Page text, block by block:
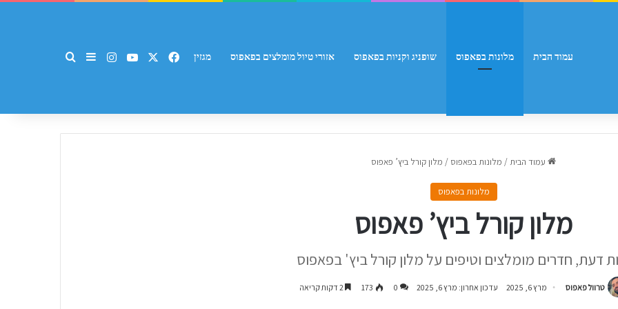
עמוד הבית מלונות בפאפוס שופניג וקניות בפאפוס אזורי טיול מומלצים בפאפוס מגזין Facebook
YouTube
Instagram
Sidebar
עמוד הבית/ מלונות בפאפוס / מלון קורל ביץ’ פאפוס
מלונות בפאפוס
מלון קורל ביץ’ פאפוס
דעת, חדרים מומלצים וטיפים על מלון קורל ביץ' בפאפוס
טרוול פאפוס מרץ 6, 2025 עדכון אחרון: מרץ 6, 2025 0
173 2 דקות קריאה